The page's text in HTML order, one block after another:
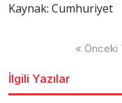
Kaynak: Cumhuriyet
« Önceki
İlgili Yazılar